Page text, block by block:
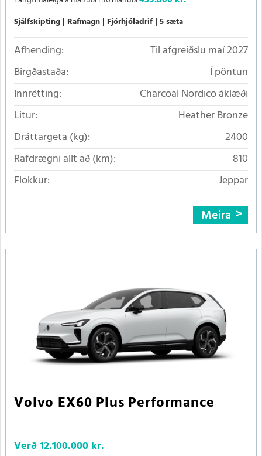
Sjálfskipting Rafmagn Fjórhjóladrif 5 sæta
Afhending:
Til afgreiðslu maí 2027
Birgðastaða:
Í pöntun
Innrétting:
Charcoal Nordico áklæði
Litur:
Heather Bronze
Dráttargeta (kg):
2400
Rafdrægni allt að (km):
810
Flokkur:
Jeppar
Meira
Volvo EX60 Plus Performance
Verð12.100.000 kr.